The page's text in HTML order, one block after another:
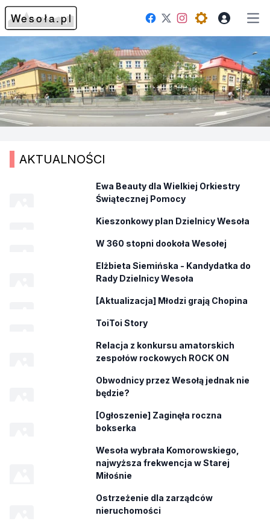
Facebook
TwitterInstagram
Open theme
AKTUALNOŚCI
Ewa Beauty dla Wielkiej Orkiestry
Świątecznej Pomocy
Kieszonkowy plan Dzielnicy Wesoła
W 360 stopni dookoła Wesołej
Elżbieta Siemińska - Kandydatka do
Rady Dzielnicy Wesoła
[Aktualizacja] Młodzi grają Chopina
ToiToi Story
Relacja z konkursu amatorskich
zespołów rockowych ROCK ON
Obwodnicy przez Wesołą jednak nie
będzie?
[Ogłoszenie] Zaginęła roczna
bokserka
Wesoła wybrała Komorowskiego,
najwyższa frekwencja w Starej
Miłośnie
Ostrzeżenie dla zarządców
nieruchomości